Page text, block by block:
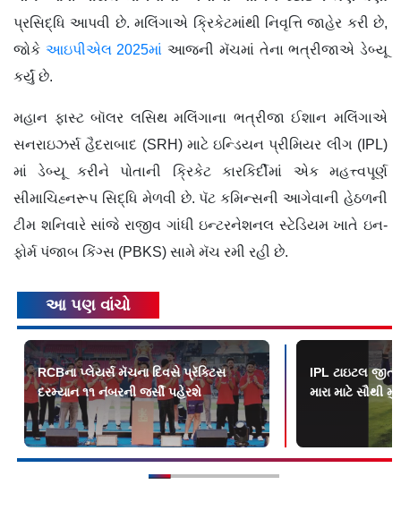
પ્રસિદ્ધિ આપવી છે. મલિંગાએ ક્રિકેટમાંથી નિવૃત્તિ જાહેર કરી છે,
જોકે આઇપીએલ 2025માં આજની મૅચમાં તેના ભત્રીજાએ ડેબ્યૂ
કર્યું છે.
મહાન ફાસ્ટ બૉલર લસિથ મલિંગાના ભત્રીજા ઈશાન મલિંગાએ
સનરાઇઝર્સ હૈદરાબાદ (SRH) માટે ઇન્ડિયન પ્રીમિયર લીગ (IPL)
માં ડેબ્યૂ કરીને પોતાની ક્રિકેટ કારકિર્દીમાં એક મહત્ત્વપૂર્ણ
સીમાચિહ્નરૂપ સિદ્ધિ મેળવી છે. પૅટ કમિન્સની આગેવાની હેઠળની
ટીમ શનિવારે સાંજે રાજીવ ગાંધી ઇન્ટરનેશનલ સ્ટેડિયમ ખાતે ઇન-
ફોર્મ પંજાબ કિંગ્સ (PBKS) સામે મૅચ રમી રહી છે.
આ પણ વાંચો
RCBના પ્લેયર્સ મૅચના દિવસે પ્રૅક્ટિસ
દરમ્યાન ૧૧ નંબરની જર્સી પહેરશે
IPL ટાઇટલ
મારા માટે સૌથી